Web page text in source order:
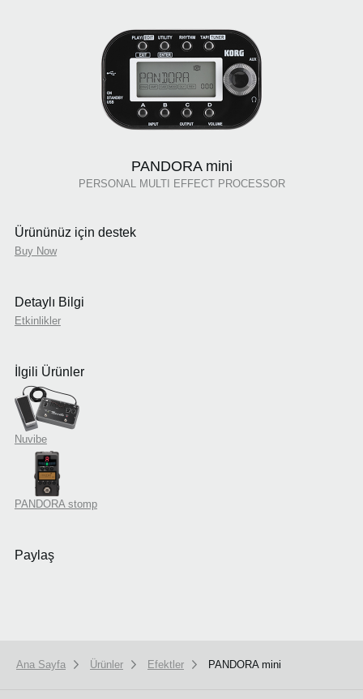
PANDORA mini
PERSONAL MULTI EFFECT PROCESSOR
Ürününüz için destek
Buy Now
Detaylı Bilgi
Etkinlikler
İlgili Ürünler
Nuvibe
PANDORA stomp
Paylaş
Ana Sayfa Ürünler Efektler PANDORA mini